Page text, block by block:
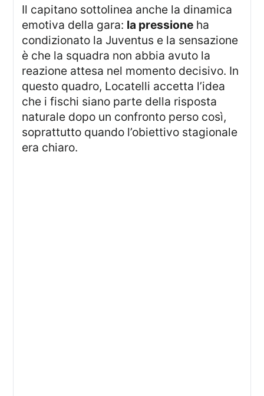
Il capitano sottolinea anche la dinamica
emotiva della gara: la pressione ha
condizionato la Juventus e la sensazione
è che la squadra non abbia avuto la
reazione attesa nel momento decisivo. In
questo quadro, Locatelli accetta l’idea
che i fischi siano parte della risposta
naturale dopo un confronto perso così,
soprattutto quando l’obiettivo stagionale
era chiaro.